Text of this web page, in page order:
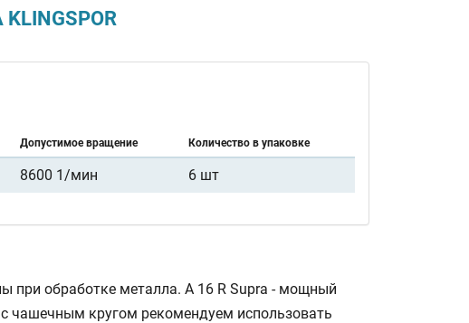
Допустимое вращение Количество в упаковке
8600 1/мин 6 шт
при обработке металла. A 16 R Supra - мощный
чашечным кругом рекомендуем использовать